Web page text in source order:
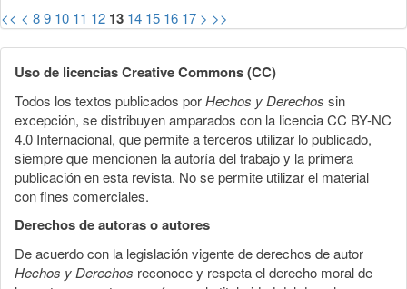
<< < 89 10 11 12 13 14 15 16 17 > >>
Uso de licencias Creative Commons (CC)
Todos los textos publicados porHechos y Derechos sin
excepción, se distribuyen amparados con la licencia CC BY-NC
4.0 Internacional, que permite a terceros utilizar lo publicado,
siempre que mencionen la autoría del trabajo y la primera
publicación en esta revista. No se permite utilizar el material
con fines comerciales.
Derechos de autoras o autores
De acuerdo con la legislación vigente de derechos de autor
Hechos y Derechos reconoce y respeta el derecho moral de